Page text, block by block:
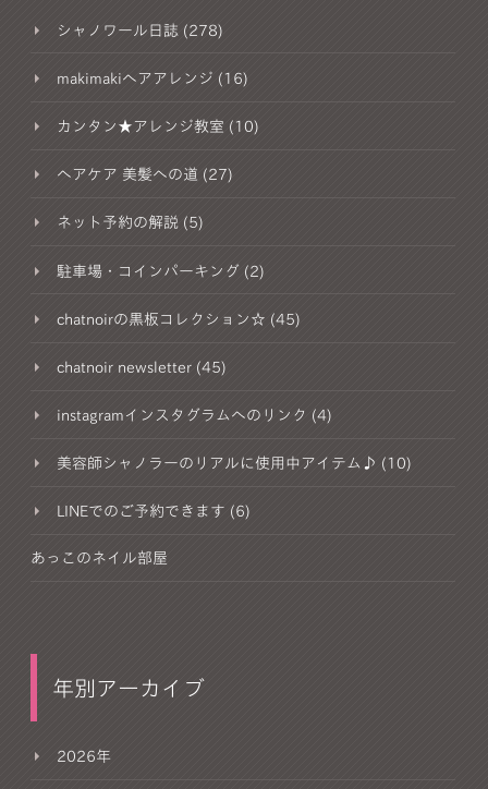
シャノワール日誌 (278)
makimakiヘアアレンジ (16)
カンタン★アレンジ教室 (10)
ヘアケア 美髪への道 (27)
ネット予約の解説 (5)
駐車場・コインパーキング (2)
chatnoirの黒板コレクション☆ (45)
chatnoir newsletter (45)
instagramインスタグラムへのリンク (4)
美容師シャノラーのリアルに使用中アイテム♪ (10)
LINEでのご予約できます (6)
あっこのネイル部屋
年別アーカイブ
2026年